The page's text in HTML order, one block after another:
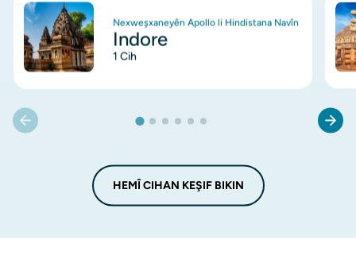
Wêne
Nexweşxaneyên Apollo li Hindistana Navîn
Indore
1 Cih
HEMÎ CIHAN KEŞIF BIKIN